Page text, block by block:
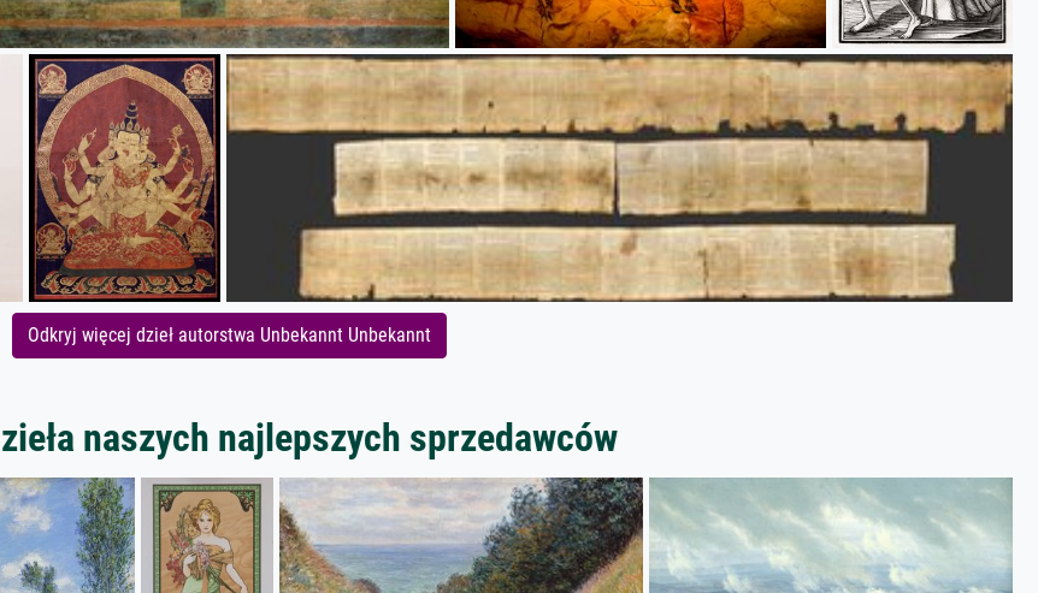
Odkryj więcej dzieł autorstwa Unbekannt Unbekannt
naszych najlepszych sprzedawców